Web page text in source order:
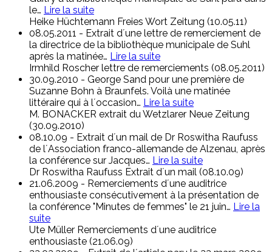
le… Lire la suite
Heike Hüchtemann Freies Wort Zeitung (10.05.11)
08.05.2011 - Extrait d´une lettre de remerciement de
la directrice de la bibliothèque municipale de Suhl
après la matinée… Lire la suite
Irmhild Roscher lettre de remerciements (08.05.2011)
30.09.2010 - George Sand pour une première de
Suzanne Bohn à Braunfels. Voilà une matinée
littéraire qui à l´occasion… Lire la suite
M. BONACKER extrait du Wetzlarer Neue Zeitung
(30.09.2010)
08.10.09 - Extrait d´un mail de Dr Roswitha Raufuss
de l´Association franco-allemande de Alzenau, après
la conférence sur Jacques… Lire la suite
Dr Roswitha Raufuss Extrait d´un mail (08.10.09)
21.06.2009 - Remerciements d´une auditrice
enthousiaste consécutivement à la présentation de
la conférence "Minutes de femmes" le 21 juin… Lire la
suite
Ute Müller Remerciements d´une auditrice
enthousiaste (21.06.09)